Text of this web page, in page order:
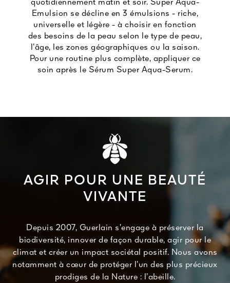
quotidiennement matin et soir. Super Aqua-
Emulsion se décline en 3 émulsions - riche,
universelle et légère - à choisir en fonction
des besoins de la peau selon le type de peau,
l’âge, les zones géographiques ou la saison.
Pour une routine plus complète, appliquer ce
soin après le Sérum Super Aqua-Serum.
AGIR POUR UNE BEAUTÉ
VIVANTE
Depuis 2007, Guerlain s’engage à préserver la
biodiversité, innover de façon durable, agir pour le
climat et créer un impact sociétal positif. Nous avons
notamment à cœur de protéger l’un des plus précieux
prodiges de la Nature : l’abeille.